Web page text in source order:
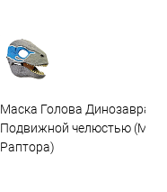
Маска Голова Динозавра с
Подвижной челюстью
Раптора)